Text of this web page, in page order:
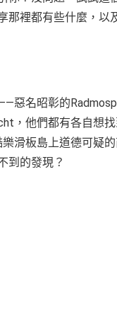
那裡都有些什麼，以
惡名昭彰的
，他們都有各自想
滑板島上道德可疑
到的發現？